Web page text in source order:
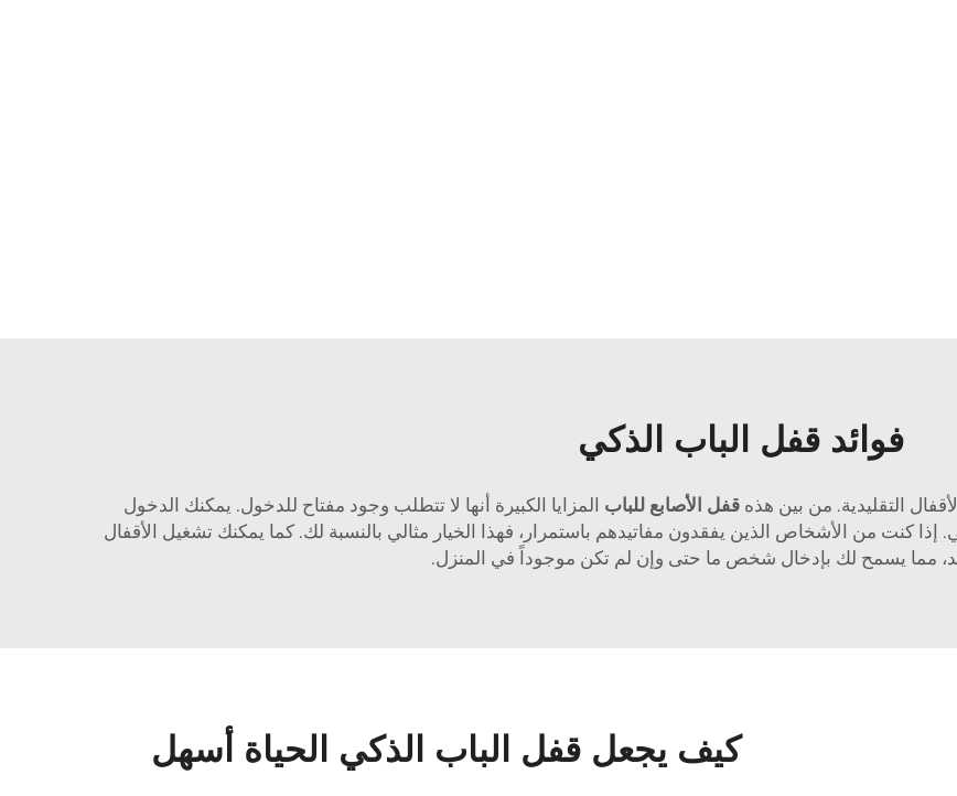
فوائد قفل الباب الذكي
التقليدية. من بين هذه قفل الأصابع للباب المزايا الكبيرة أنها لا تتطلب وجود مفتاح للدخول. يمكنك الدخول
كنت من الأشخاص الذين يفقدون مفاتيدهم باستمرار، فهذا الخيار مثالي بالنسبة لك. كما يمكنك تشغيل الأقفال
مما يسمح لك بإدخال شخص ما حتى وإن لم تكن موجوداً في المنزل.
كيف يجعل قفل الباب الذكي الحياة أسهل